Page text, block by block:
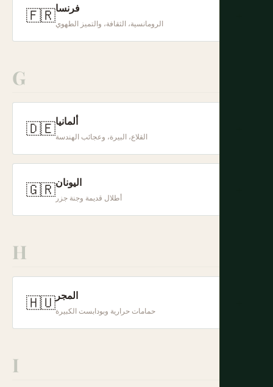
🇫🇷فرنسا
الرومانسية، الثقافة، والتميز الطهوي
G
🇩🇪ألمانيا
القلاع، البيرة، وعجائب الهندسة
🇬🇷اليونان
أطلال قديمة وجنة جزر
H
🇭🇺 المجر
حمامات حرارية وبودابست الكبيرة
I